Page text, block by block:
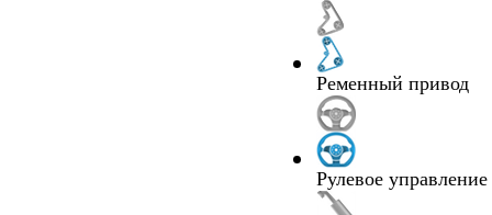
Ременный привод
Рулевое управление